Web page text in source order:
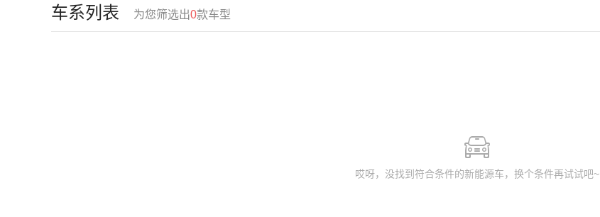
车系列表 为您筛选出0款车型
哎呀，没找到符合条件的新能源车，换个条件再试试吧~